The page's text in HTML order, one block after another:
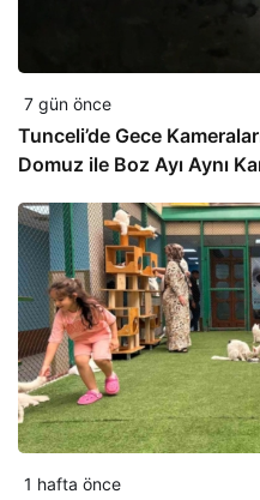
7 gün önce
Tunceli’de Gece
Domuz ile Boz Ayı Aynı
1 hafta önce